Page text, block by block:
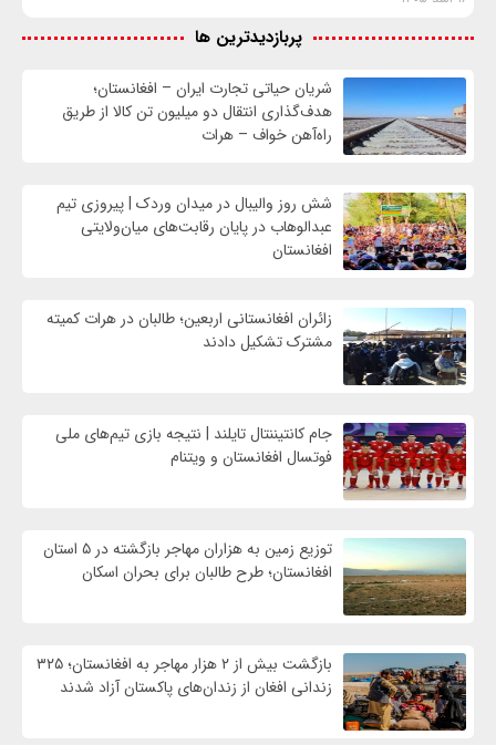
پربازدیدترین ها
شریان حیاتی تجارت ایران – افغانستان؛
هدف‌گذاری انتقال دو میلیون تن کالا از طریق
راه‌آهن خواف – هرات
شش روز والیبال در میدان وردک | پیروزی تیم
عبدالوهاب در پایان رقابت‌های میان‌ولایتی
افغانستان
زائران افغانستانی اربعین؛ طالبان در هرات کمیته
مشترک تشکیل دادند
جام کانتیننتال تایلند | نتیجه بازی تیم‌های ملی
فوتسال افغانستان و ویتنام
توزیع زمین به هزاران مهاجر بازگشته در ۵ استان
افغانستان؛ طرح طالبان برای بحران اسکان
بازگشت بیش از ۲ هزار مهاجر به افغانستان؛ ۳۲۵
زندانی افغان از زندان‌های پاکستان آزاد شدند